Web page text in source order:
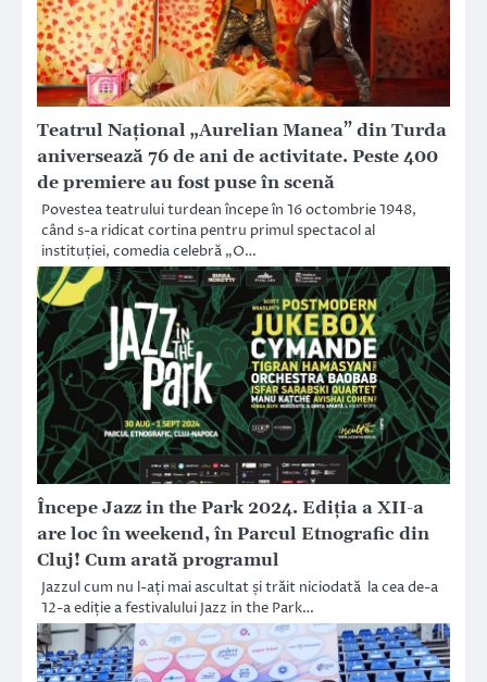
Teatrul Național „Aurelian Manea” din Turda
aniversează 76 de ani de activitate. Peste 400
de premiere au fost puse în scenă
Povestea teatrului turdean începe în 16 octombrie 1948,
când s-a ridicat cortina pentru primul spectacol al
instituției, comedia celebră „O…
Începe Jazz in the Park 2024. Ediția a XII-a
are loc în weekend, în Parcul Etnografic din
Cluj! Cum arată programul
Jazzul cum nu l-ați mai ascultat și trăit niciodată la cea de-a
12-a ediție a festivalului Jazz in the Park…